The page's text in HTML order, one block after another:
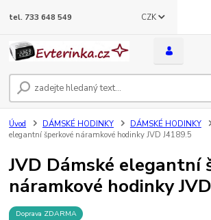
CZK
tel. 733 648 549
Úvod DÁMSKÉ HODINKY DÁMSKÉ HODINKY
elegantní šperkové náramkové hodinky JVD J4189.5
JVD Dámské elegantní
náramkové hodinky
Doprava ZDARMA